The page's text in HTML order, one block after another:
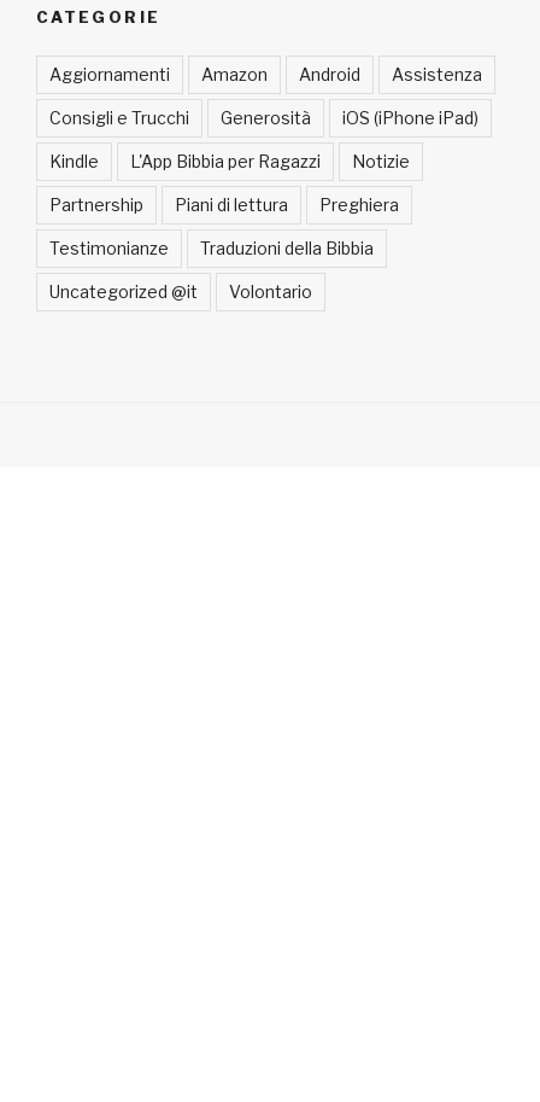
CATEGORIE
Aggiornamenti Amazon Android Assistenza
Consigli e Trucchi Generosità iOS (iPhone iPad)
Kindle L'App Bibbia per Ragazzi Notizie
Partnership Piani di lettura Preghiera
Testimonianze Traduzioni della Bibbia
Uncategorized @it Volontario